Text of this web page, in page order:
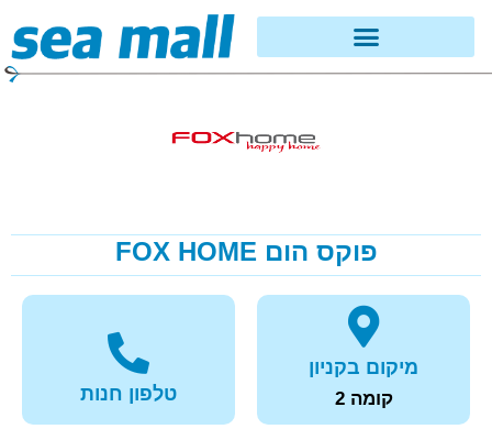
פוקס הום FOX HOME
מיקום בקניון
קומה 2 טלפון חנות